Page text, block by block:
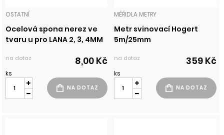
OSTATNÍ
Ocelová spona nerez ve
tvaru u pro LANA 2, 3, 4MM
na dotaz 8,00 Kč
ks
MĚŘIDLA METRY
Metr svinovací Hogert
5m/25mm
na dotaz 359 Kč
ks